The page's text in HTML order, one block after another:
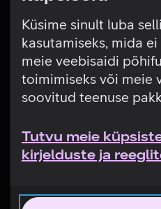
Küsime sinult luba
kasutamiseks, mida
meie veebisaidi
toimimiseks või meie
soovitud teenuse
Tutvu meie
kirjelduste ja